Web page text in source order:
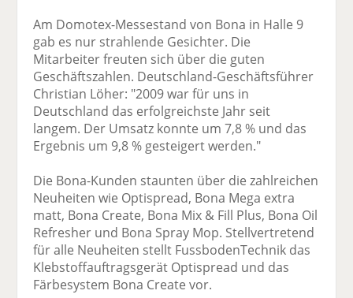
Am Domotex-Messestand von Bona in Halle 9
gab es nur strahlende Gesichter. Die
Mitarbeiter freuten sich über die guten
Geschäftszahlen. Deutschland-Geschäftsführer
Christian Löher: "2009 war für uns in
Deutschland das erfolgreichste Jahr seit
langem. Der Umsatz konnte um 7,8 % und das
Ergebnis um 9,8 % gesteigert werden."
Die Bona-Kunden staunten über die zahlreichen
Neuheiten wie Optispread, Bona Mega extra
matt, Bona Create, Bona Mix & Fill Plus, Bona Oil
Refresher und Bona Spray Mop. Stellvertretend
für alle Neuheiten stellt FussbodenTechnik das
Klebstoffauftragsgerät Optispread und das
Färbesystem Bona Create vor.